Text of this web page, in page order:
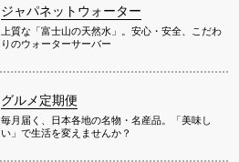
ジャパネットウォーター
上質な「富士山の天然水」。安心・安全、こだわ
りのウォーターサーバー
グルメ定期便
毎月届く、日本各地の名物・名産品。「美味し
い」で生活を変えませんか？